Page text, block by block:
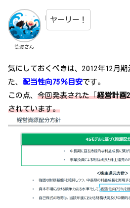
荒波さん
ヤーリー！
気にしておくべきは、2012年12月
た、 配当性向75％目安です。
この点、 今回発表された「経営計画
されています。